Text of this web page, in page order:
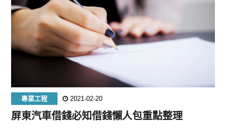
專業工程 2021-02-20
屏東汽車借錢必知借錢懶人包重點整理